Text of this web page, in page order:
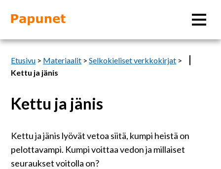
Tietoa
Materiaalit
Kuvatyökalut
Etusivu > Materiaalit >Selkokieliset verkkokirjat >
Kettu ja jänis
Kettu ja jänis
Kettu ja jänis lyövät vetoa siitä, kumpi heistä on
pelottavampi. Kumpi voittaa vedon ja millaiset
seuraukset voitolla on?